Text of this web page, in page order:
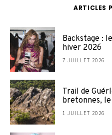
ARTICLES
Backstage :
hiver 2026
7 JUILLET 2026
Trail de
bretonnes,
1 JUILLET 2026